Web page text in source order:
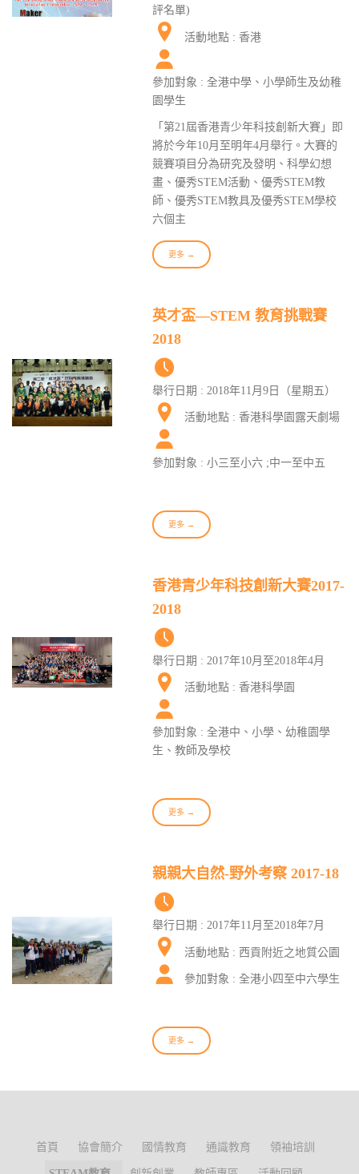
評名單)
活動地點 : 香港
參加對象 : 全港中學、小學師生及幼稚
園學生
「第21屆香港青少年科技創新大賽」即
將於今年10月至明年4月舉行。大賽的
競賽項目分為研究及發明、科學幻想
畫、優秀STEM活動、優秀STEM教
師、優秀STEM教具及優秀STEM學校
六個主
更多 →
英才盃—STEM 教育挑戰賽
2018
舉行日期 : 2018年11月9日（星期五）
活動地點 : 香港科學園露天劇場
參加對象 : 小三至小六 ;中一至中五
更多 →
香港青少年科技創新大賽2017-
2018
舉行日期 : 2017年10月至2018年4月
活動地點 : 香港科學園
參加對象 : 全港中、小學、幼稚園學
生、教師及學校
更多 →
親親大自然-野外考察 2017-18
舉行日期 : 2017年11月至2018年7月
活動地點 : 西貢附近之地質公園
參加對象 : 全港小四至中六學生
更多 →
首頁 協會簡介 國情教育 通識教育 領袖培訓